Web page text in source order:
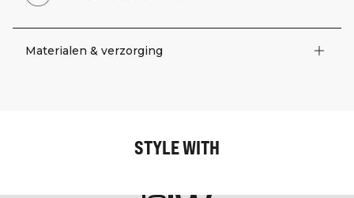
Materialen & verzorging
STYLE WITH